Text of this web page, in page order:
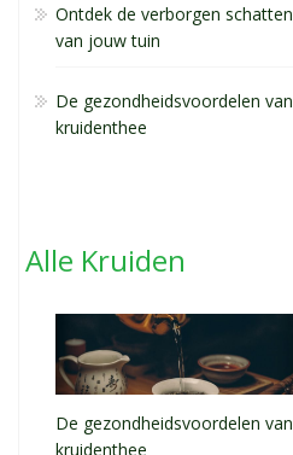
Ontdek de verborgen schatten
van jouw tuin
De gezondheidsvoordelen van
kruidenthee
Alle Kruiden
De gezondheidsvoordelen van